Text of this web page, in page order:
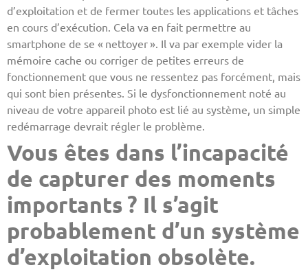
d’exploitation et de fermer toutes les applications et tâches
en cours d’exécution. Cela va en fait permettre au
smartphone de se « nettoyer ». Il va par exemple vider la
mémoire cache ou corriger de petites erreurs de
fonctionnement que vous ne ressentez pas forcément, mais
qui sont bien présentes. Si le dysfonctionnement noté au
niveau de votre appareil photo est lié au système, un simple
redémarrage devrait régler le problème.
Vous êtes dans l’incapacité
de capturer des moments
importants ? Il s’agit
probablement d’un système
d’exploitation obsolète.